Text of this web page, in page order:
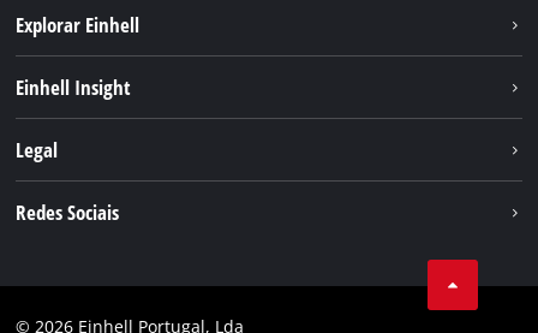
Explorar Einhell
Serviço
Einhell Insight
Carreira
Legal
Conformidade
Redes Sociais
© 2026 Einhell Portugal, Lda